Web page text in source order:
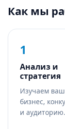
Как мы
1
Анализ и
стратегия
Изучаем ваш
бизнес,
и аудиторию.